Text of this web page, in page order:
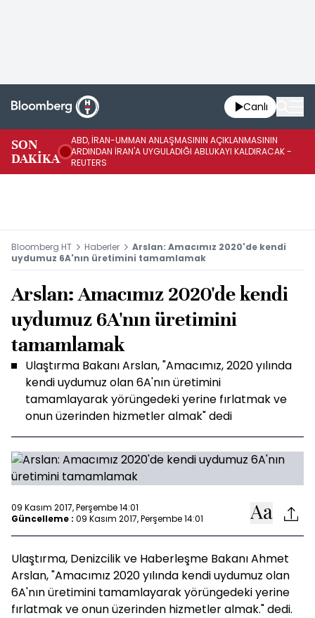
Canlı
SON
DAKİKA
ABD, İRAN-UMMAN ANLAŞMASININ AÇIKLANMASININ
ARDINDAN İRAN'A UYGULADIĞI ABLUKAYI KALDIRACAK -
REUTERS
Bloomberg HT Haberler
Arslan: Amacımız 2020'de kendi
uydumuz 6A'nın üretimini tamamlamak
Arslan: Amacımız 2020'de kendi
uydumuz 6A'nın üretimini
tamamlamak
Ulaştırma Bakanı Arslan, "Amacımız, 2020 yılında
kendi uydumuz olan 6A'nın üretimini
tamamlayarak yörüngedeki yerine fırlatmak ve
onun üzerinden hizmetler almak" dedi
09 Kasım 2017, Perşembe 14:01
Güncelleme : 09 Kasım 2017, Perşembe 14:01
Ulaştırma, Denizcilik ve Haberleşme Bakanı Ahmet
Arslan, "Amacımız 2020 yılında kendi uydumuz olan
6A'nın üretimini tamamlayarak yörüngedeki yerine
fırlatmak ve onun üzerinden hizmetler almak." dedi.